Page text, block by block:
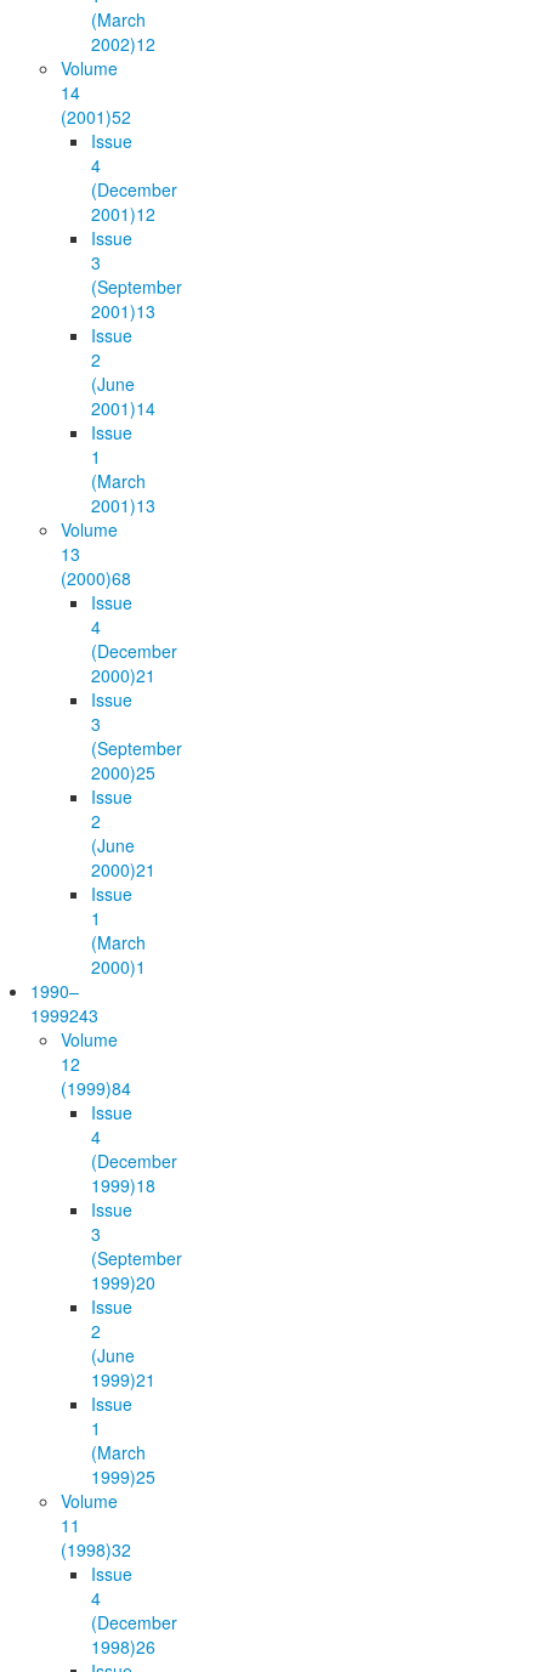
(March
2002)12
Volume
14
(2001)52
Issue
4
(December
2001)12
Issue
3
(September
2001)13
Issue
2
(June
2001)14
Issue
1
(March
2001)13
Volume
13
(2000)68
Issue
4
(December
2000)21
Issue
3
(September
2000)25
Issue
2
(June
2000)21
Issue
1
(March
2000)1
1990–
1999243
Volume
12
(1999)84
Issue
4
(December
1999)18
Issue
3
(September
1999)20
Issue
2
(June
1999)21
Issue
1
(March
1999)25
Volume
11
(1998)32
Issue
4
(December
1998)26